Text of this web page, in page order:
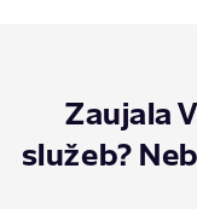
Zaujala
služeb?